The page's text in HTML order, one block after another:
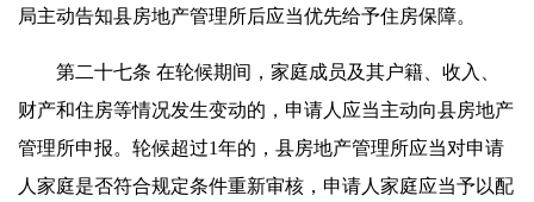
局主动告知县房地产管理所后应当优先给予住房保障。
第二十七条 在轮候期间，家庭成员及其户籍、收入、
财产和住房等情况发生变动的，申请人应当主动向县房地产
管理所申报。轮候超过1年的，县房地产管理所应当对申请
人家庭是否符合规定条件重新审核，申请人家庭应当予以配